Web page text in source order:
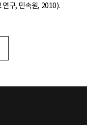
연구, 민속원, 2010).